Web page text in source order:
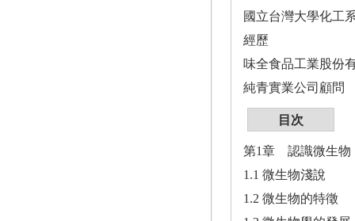
國立台灣大學化工
經歷
味全食品工業股份
純青實業公司顧問
目次
第1章 認識微生物
1.1 微生物淺說
1.2 微生物的特徵